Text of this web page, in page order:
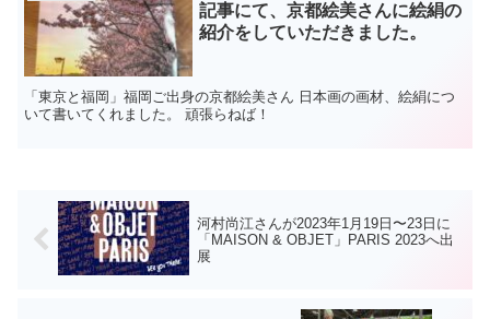
記事にて、京都絵美さんに絵絹の
紹介をしていただきました。
「東京と福岡」福岡ご出身の京都絵美さん 日本画の画材、絵絹につ
いて書いてくれました。 頑張らねば！
河村尚江さんが2023年1月19日〜23日に
「MAISON & OBJET」PARIS 2023へ出
展